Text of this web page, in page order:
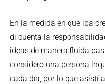
En la medida en que iba
di cuenta la
ideas de manera fluida
considero una persona
cada día, por lo que asistí